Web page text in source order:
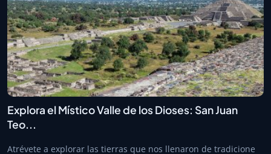
Explora el Místico Valle de los Dioses: San Juan
Teo...
Atrévete a explorar las tierras que nos llenaron de tradicione